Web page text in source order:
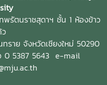
พรัตนราชสุดาฯ ชั้น 1 ห้องข้าว
ทราย จังหวัดเชียงใหม่ 50290
0 5387 5643 e-mail